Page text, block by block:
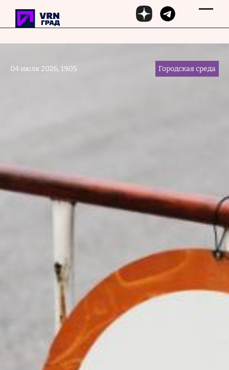
Перейти к основному содержанию
04 июля 2026, 19:05 Городская среда